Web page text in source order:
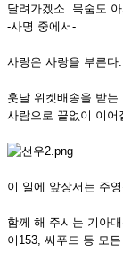
달려가겠소. 목숨도
-사명 중에서-
사랑은 사랑을 부른다.
훗날 위켓배송을 받
사람으로 끝없이 이어
이 일에 앞장서는 주
함께 해 주시는 기아
이153, 씨푸드 등 모